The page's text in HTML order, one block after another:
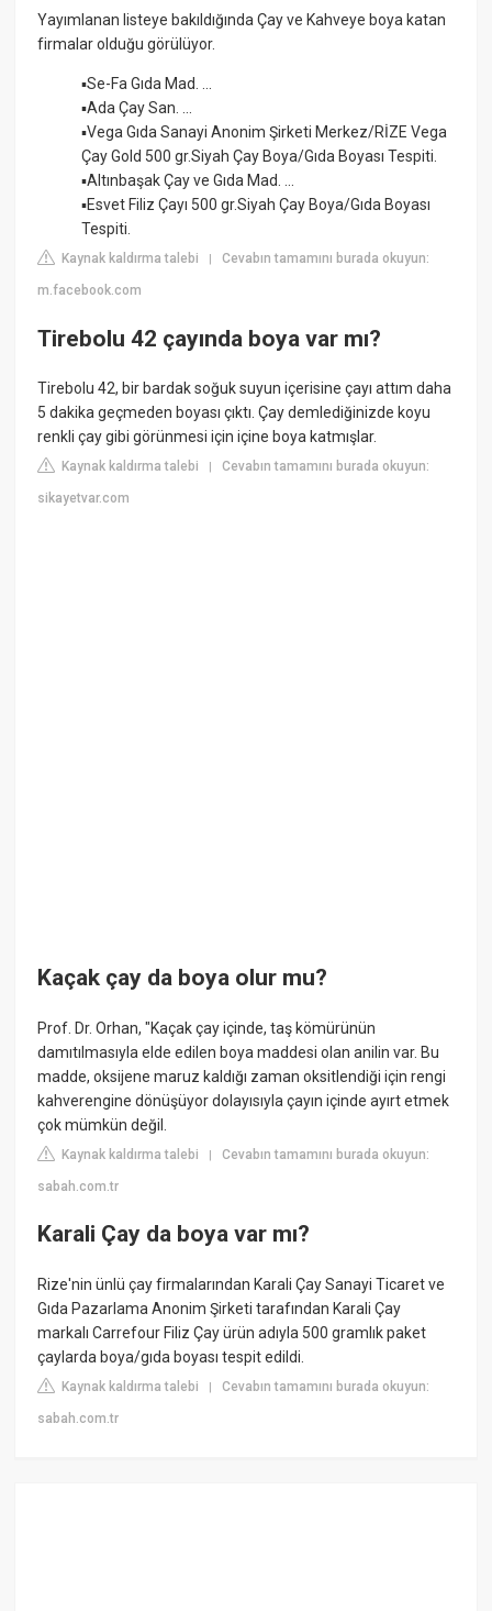
Yayımlanan listeye bakıldığında Çay ve Kahveye boya katan
firmalar olduğu görülüyor.
▪Se-Fa Gıda Mad. ...
▪Ada Çay San. ...
▪Vega Gıda Sanayi Anonim Şirketi Merkez/RİZE Vega
Çay Gold 500 gr.Siyah Çay Boya/Gıda Boyası Tespiti.
▪Altınbaşak Çay ve Gıda Mad. ...
▪Esvet Filiz Çayı 500 gr.Siyah Çay Boya/Gıda Boyası
Tespiti.
Kaynak kaldırma talebi |Cevabın tamamını burada okuyun:
m.facebook.com
Tirebolu 42 çayında boya var mı?
Tirebolu 42, bir bardak soğuk suyun içerisine çayı attım daha
5 dakika geçmeden boyası çıktı. Çay demlediğinizde koyu
renkli çay gibi görünmesi için içine boya katmışlar.
Kaynak kaldırma talebi |Cevabın tamamını burada okuyun:
sikayetvar.com
Kaçak çay da boya olur mu?
Prof. Dr. Orhan, "Kaçak çay içinde, taş kömürünün
damıtılmasıyla elde edilen boya maddesi olan anilin var. Bu
madde, oksijene maruz kaldığı zaman oksitlendiği için rengi
kahverengine dönüşüyor dolayısıyla çayın içinde ayırt etmek
çok mümkün değil.
Kaynak kaldırma talebi |Cevabın tamamını burada okuyun:
sabah.com.tr
Karali Çay da boya var mı?
Rize'nin ünlü çay firmalarından Karali Çay Sanayi Ticaret ve
Gıda Pazarlama Anonim Şirketi tarafından Karali Çay
markalı Carrefour Filiz Çay ürün adıyla 500 gramlık paket
çaylarda boya/gıda boyası tespit edildi.
Kaynak kaldırma talebi |Cevabın tamamını burada okuyun:
sabah.com.tr